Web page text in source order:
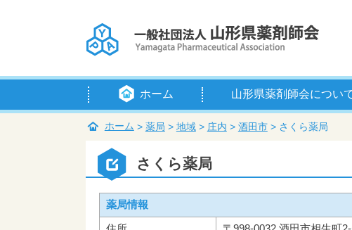
ホーム 山形県薬剤師会につい
会長挨拶
定款
例規等
組織・役員
賛助会員
入会のご案内
アクセス
ホーム > 薬局 > 地域> 庄内 > 酒田市> さくら薬局
さくら薬局
薬局情報